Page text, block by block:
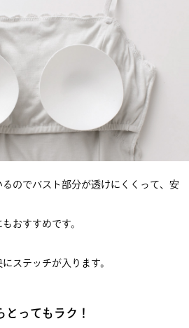
のでバスト部分が透けにくくって、安
おすすめです。
ステッチが入ります。
ってもラク！